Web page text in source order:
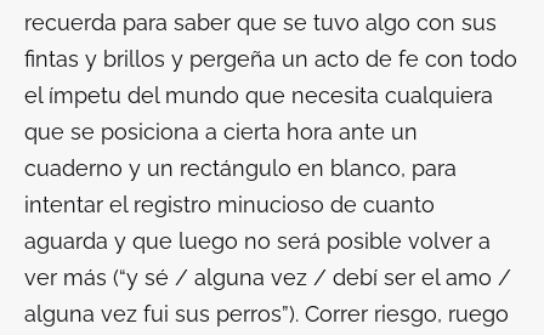
recuerda para saber que se tuvo algo con sus
fintas y brillos y pergeña un acto de fe con todo
el ímpetu del mundo que necesita cualquiera
que se posiciona a cierta hora ante un
cuaderno y un rectángulo en blanco, para
intentar el registro minucioso de cuanto
aguarda y que luego no será posible volver a
ver más (“y sé / alguna vez / debí ser el amo /
alguna vez fui sus perros”). Correr riesgo, ruego